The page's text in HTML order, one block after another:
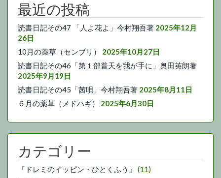
最近の投稿
読書日記その47 「人よ花よ」今村翔吾著 2025年12月
26日
10月の薬草（センブリ）
2025年10月27日
読書日記その46「第１部普天を我が手に」奥田英朗著
2025年9月19日
読書日記その45「茜唄」今村翔吾著 2025年8月11日
６月の薬草（メドハギ）
2025年6月30日
カテゴリー
『ドレミのイッピン・ひとくふう』
(11)